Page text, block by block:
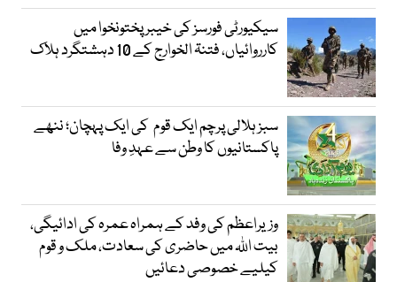
سیکیورٹی فورسز کی خیبر پختونخوا میں
کارروائیاں، فتنۃ الخوارج کے 10 دہشتگرد ہلاک
سبز ہلالی پرچم ایک قوم کی ایک پہچان؛ ننھے
پاکستانیوں کا وطن سے عہدِ وفا
وزیراعظم کی وفد کے ہمراہ عمرہ کی ادائیگی،
بیت اللہ میں حاضری کی سعادت، ملک و قوم
کیلیے خصوصی دعائیں